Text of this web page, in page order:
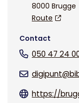
8000 Brugge
Route
Contact
050 47 24
https://